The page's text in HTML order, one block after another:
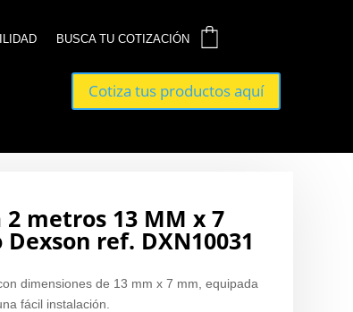
BUSCA TU COTIZACIÓN
Cotiza tus productos aquí
BUSCA TU COTIZACIÓN
Cotiza tus productos aquí
metros 13 MM x 7
ref. DXN10031
dimensiones de 13 mm x 7 mm, equipada
fácil instalación.